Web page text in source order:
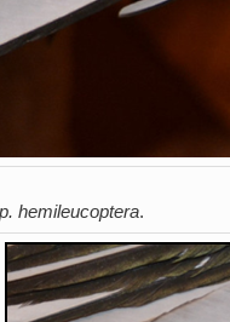
p. hemileucoptera.